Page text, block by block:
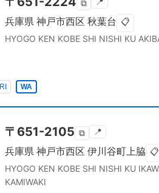
⧉
兵庫県 神戸市西区 秋葉台 📋
HYOGO KEN KOBE SHI NISHI KU
RI WA
〒 651-2105 ⧉ 📍
兵庫県 神戸市西区 伊川谷町上脇 📋
HYOGO KEN KOBE SHI NISHI KU
KAMIWAKI